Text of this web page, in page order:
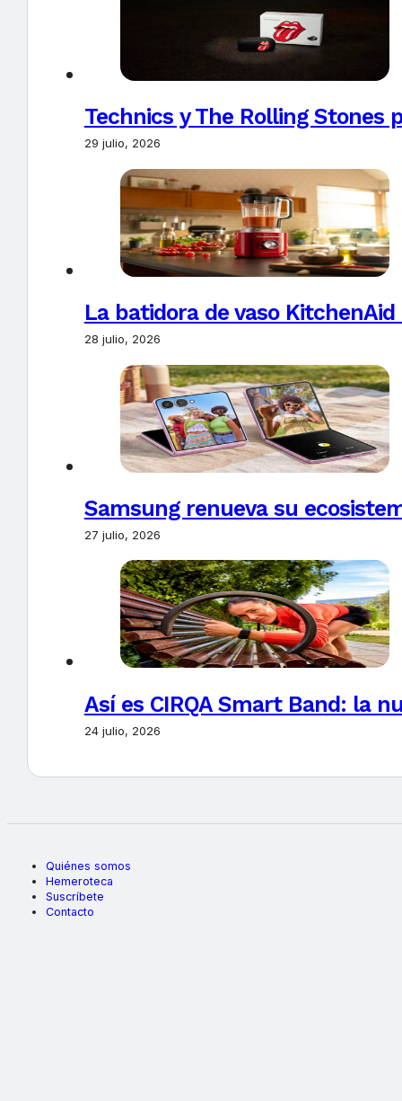
Technics y The Rolling Stones
29 julio, 2026
La batidora de vaso
28 julio, 2026
Samsung renueva su
27 julio, 2026
Así es CIRQA Smart Band: la
24 julio, 2026
Quiénes somos
Hemeroteca
Suscríbete
Contacto